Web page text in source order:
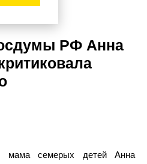
РФ Анна
мама семерых детей Анна